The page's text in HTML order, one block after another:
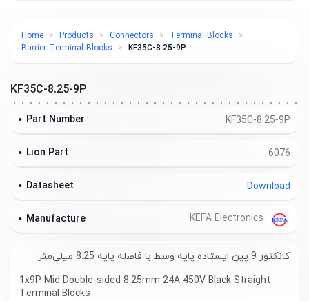
Home Products Connectors
Terminal Blocks
Barrier Terminal Blocks
KF35C-8.25-9P
KF35C-8.25-9P
KF35C-8.25-9P
Part Number
6076
Lion Part
Download
Datasheet
Manufacture
کانکتور 9 پین ایستاده پایه وسط با فاصله پایه 8.25 میلی‌متر
1x9P Mid Double-sided 8.25mm 24A 450V Black Straight
Terminal Blocks